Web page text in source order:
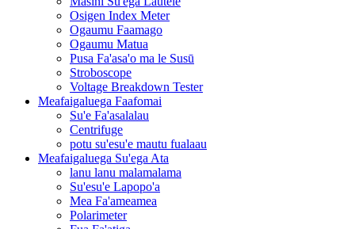
Osigen Index Meter
Ogaumu Faamago
Ogaumu Matua
Pusa Fa'asa'o ma le Susū
Stroboscope
Voltage Breakdown Tester
Meafaigaluega Faafomai
Su'e Fa'asalalau
Centrifuge
potu su'esu'e mautu fualaau
Meafaigaluega Su'ega Ata
lanu lanu malamalama
Su'esu'e Lapopo'a
Mea Fa'ameamea
Polarimeter